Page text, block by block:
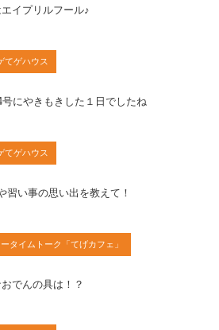
イプリルフール♪
てゲハウス
号にやきもきした１日でしたね
てゲハウス
習い事の思い出を教えて！
タイムトーク「てげカフェ」
でんの具は！？